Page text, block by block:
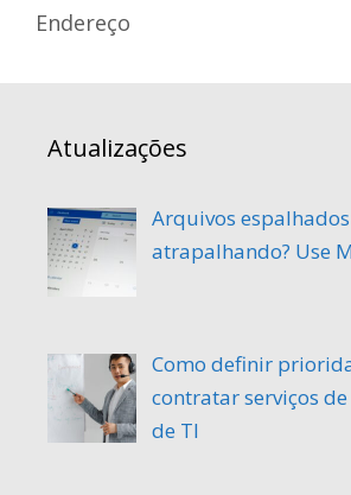
Endereço
Atualizações
Arquivos espalhados
atrapalhando? Use
Como definir
contratar serviços
de TI